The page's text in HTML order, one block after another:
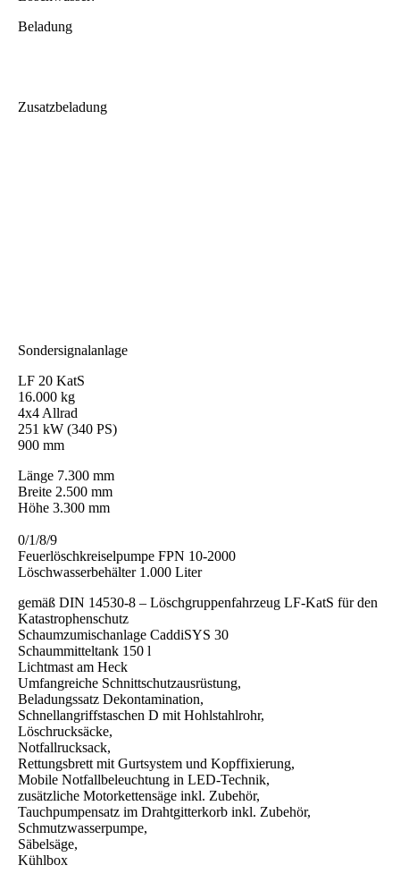
Beladung
Zusatzbeladung
Sondersignalanlage
LF 20 KatS
16.000 kg
4x4 Allrad
251 kW (340 PS)
900 mm
Länge 7.300 mm
Breite 2.500 mm
Höhe 3.300 mm
0/1/8/9
Feuerlöschkreiselpumpe FPN 10-2000
Löschwasserbehälter 1.000 Liter
gemäß DIN 14530-8 – Löschgruppenfahrzeug LF-KatS für den
Katastrophenschutz
Schaumzumischanlage CaddiSYS 30
Schaummitteltank 150 l
Lichtmast am Heck
Umfangreiche Schnittschutzausrüstung,
Beladungssatz Dekontamination,
Schnellangriffstaschen D mit Hohlstahlrohr,
Löschrucksäcke,
Notfallrucksack,
Rettungsbrett mit Gurtsystem und Kopffixierung,
Mobile Notfallbeleuchtung in LED-Technik,
zusätzliche Motorkettensäge inkl. Zubehör,
Tauchpumpensatz im Drahtgitterkorb inkl. Zubehör,
Schmutzwasserpumpe,
Säbelsäge,
Kühlbox